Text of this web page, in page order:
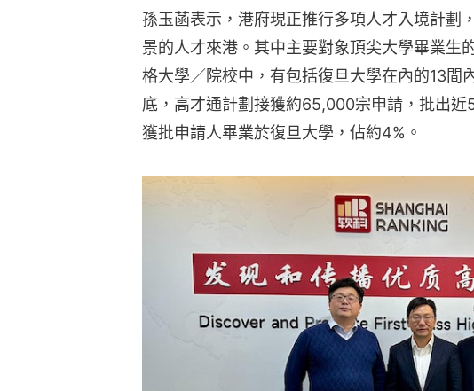
孫玉菡表示，港府現正推行多項人才入境計劃
景的人才來港。其中主要對象頂尖大學畢業生
格大學／院校中，有包括復旦大學在內的13間
底，高才通計劃接獲約65,000宗申請，批出
獲批申請人畢業於復旦大學，佔約4%。